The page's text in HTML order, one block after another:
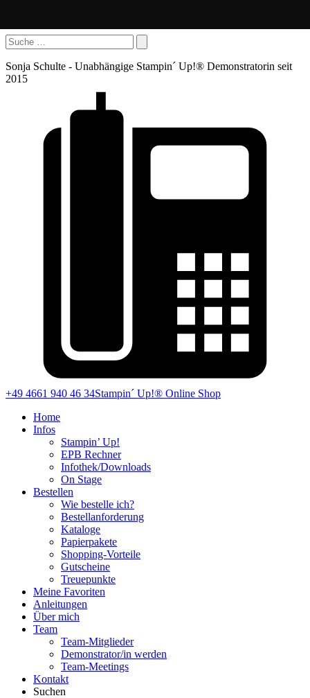
Sonja Schulte - Unabhängige Stampin´ Up!® Demonstratorin seit
2015
+49 4661 940 46 34Stampin´ Up!® Online Shop
Home
Infos
Stampin’ Up!
EPB Rechner
Infothek/Downloads
On Stage
Bestellen
Wie bestelle ich?
Bestellanforderung
Kataloge
Papierpakete
Shopping-Vorteile
Gutscheine
Treuepunkte
Meine Favoriten
Anleitungen
Über mich
Team
Team-Mitglieder
Demonstrator/in werden
Team-Meetings
Kontakt
Suchen